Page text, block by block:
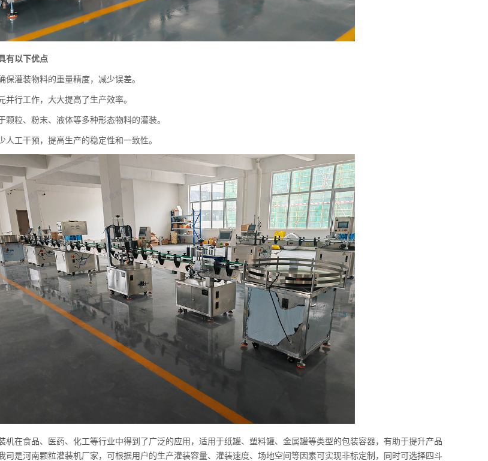
有以下优点
灌装物料的重量精度，减少误差。
行工作，大大提高了生产效率。
粒、粉末、液体等多种形态物料的灌装。
工干预，提高生产的稳定性和一致性。
机在食品、医药、化工等行业中得到了广泛的应用，适用于纸罐、塑料罐、金属罐等类型的包装容器，有助于提升产品
司是河南颗粒灌装机厂家，可根据用户的生产灌装容量、灌装速度、场地空间等因素可实现非标定制，同时可选择四斗